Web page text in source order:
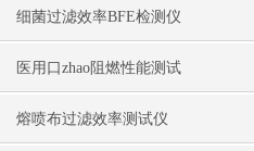
细菌过滤效率BFE检测仪
医用口zhao阻燃性能测试
熔喷布过滤效率测试仪